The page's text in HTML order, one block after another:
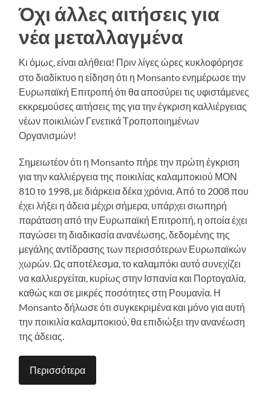
Όχι άλλες αιτήσεις για
νέα μεταλλαγμένα
Κι όμως, είναι αλήθεια! Πριν λίγες ώρες κυκλοφόρησε
στο διαδίκτυο η είδηση ότι η Monsanto ενημέρωσε την
Ευρωπαϊκή Επιτροπή ότι θα αποσύρει τις υφιστάμενες
εκκρεμούσες αιτήσεις της για την έγκριση καλλιέργειας
νέων ποικιλιών Γενετικά Τροποποιημένων
Οργανισμών!
Σημειωτέον ότι η Monsanto πήρε την πρώτη έγκριση
για την καλλιέργεια της ποικιλίας καλαμποκιού ΜΟΝ
810 το 1998, με διάρκεια δέκα χρόνια. Από το 2008 που
έχει λήξει η άδεια μέχρι σήμερα, υπάρχει σιωπηρή
παράταση από την Ευρωπαϊκή Επιτροπή, η οποία έχει
παγώσει τη διαδικασία ανανέωσης, δεδομένης της
μεγάλης αντίδρασης των περισσότερων Ευρωπαϊκών
χωρών. Ως αποτέλεσμα, το καλαμπόκι αυτό συνεχίζει
να καλλιεργείται, κυρίως στην Ισπανία και Πορτογαλία,
καθώς και σε μικρές ποσότητες στη Ρουμανία. Η
Monsanto δήλωσε ότι συγκεκριμένα και μόνο για αυτή
την ποικιλία καλαμποκιού, θα επιδιώξει την ανανέωση
της άδειας.
Περισσότερα